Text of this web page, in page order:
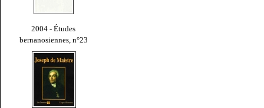
2004 - Études
bernanosiennes, n°23